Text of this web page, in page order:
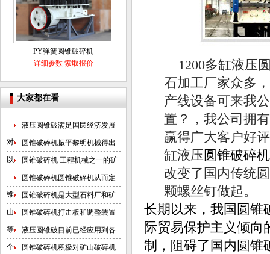
1200多缸液压
石加工厂家众多
产线设备可来我
置？，我公司拥
赢得广大客户好
缸液压 圆锥破碎机
改变了国内传统
颗螺丝钉做起。
长期以来，我国圆锥
际贸易保护主义倾向
制，阻碍了国内圆锥
PY弹簧圆锥破碎机
详细参数 索取报价
大家都在看
液压圆锥破满足国民经济发展
对
圆锥破碎机振平黎明机械得出
以
圆锥破碎机 工程机械之一的矿
圆锥破碎机圆锥破碎机从而定
锥
圆锥破碎机是大型石料厂和矿
山
圆锥破碎机打击板和调整装置
等
液压圆锥破目前已经应用到各
个
圆锥破碎机积极对矿山破碎机